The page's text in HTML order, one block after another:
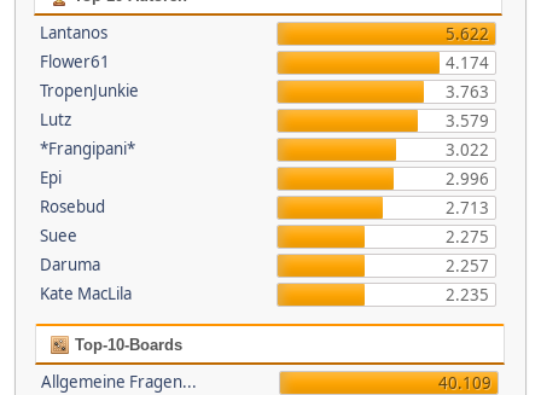
Lantanos
5.622
Flower61
4.174
TropenJunkie
3.763
Lutz
3.579
*Frangipani*
3.022
Epi
2.996
Rosebud
2.713
Suee
2.275
Daruma
2.257
Kate MacLila
2.235
Top-10-Boards
Allgemeine Fragen...
40.109